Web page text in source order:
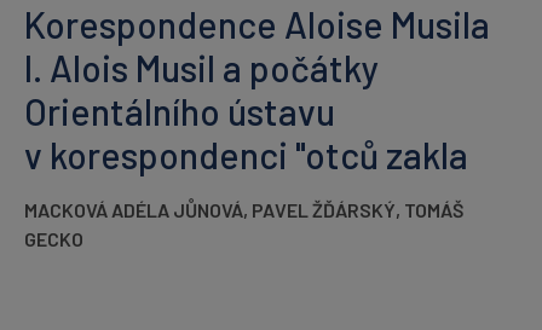
Korespondence Aloise Musila
I. Alois Musil a počátky
Orientálního ústavu
v korespondenci "otců zakla
MACKOVÁ ADÉLA JŮNOVÁ, PAVEL ŽĎÁRSKÝ, TOMÁŠ
GECKO